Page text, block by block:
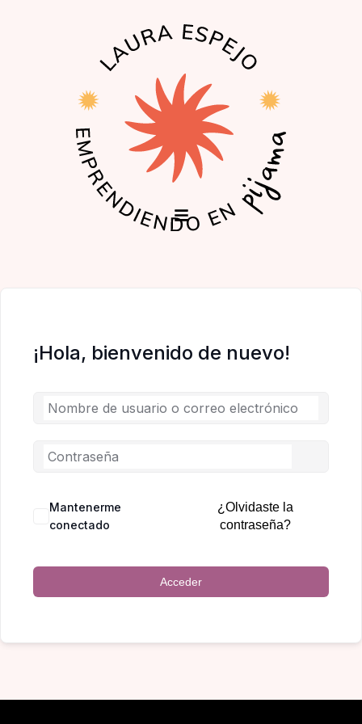
¡Hola, bienvenido de nuevo!
Mantenerme
conectado
¿Olvidaste la
contraseña?
Acceder